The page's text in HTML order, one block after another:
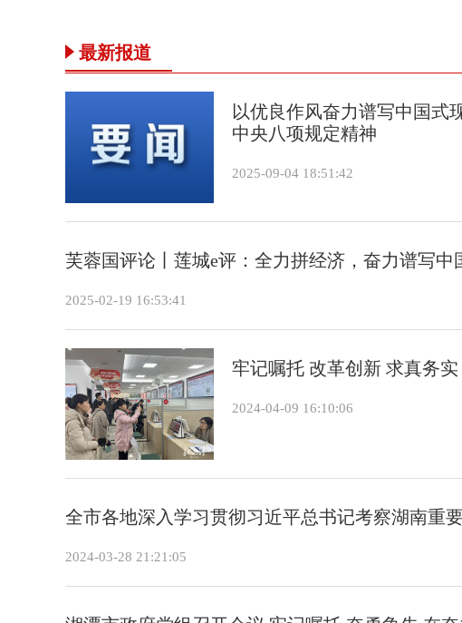
最新报道
以优良作风奋力谱写中国
中央八项规定精神
2025-09-04 18:51:42
芙蓉国评论丨莲城e评：全力拼经济，奋力谱写中
2025-02-19 16:53:41
牢记嘱托 改革创新 求真务
2024-04-09 16:10:06
全市各地深入学习贯彻习近平总书记考察湖南重
2024-03-28 21:21:05